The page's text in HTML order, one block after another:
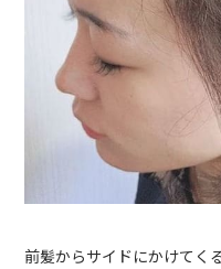
前髪からサイドにかけてく